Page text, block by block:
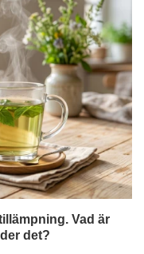
Vad är
det?